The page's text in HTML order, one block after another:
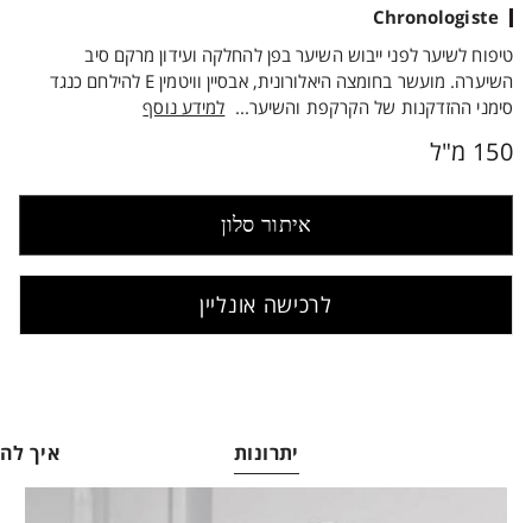
Chronologiste
טיפוח לשיער לפני ייבוש השיער בפן להחלקה ועידון מרקם סיב
השיערה. מועשר בחומצה היאלורונית, אבסיין וויטמין E להילחם כנגד
סימני ההזדקנות של הקרקפת והשיער... למידע נוסף
150 מ"ל
איתור סלון
לרכישה אונליין
יתרונות איך